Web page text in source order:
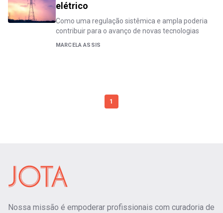
elétrico
Como uma regulação sistêmica e ampla poderia
contribuir para o avanço de novas tecnologias
MARCELA ASSIS
1
Nossa missão é empoderar profissionais com curadoria de